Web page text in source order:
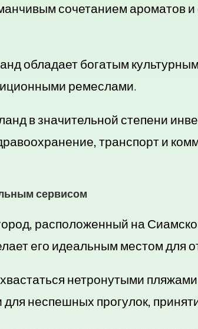
сочетанием ароматов
обладает богатым
ремеслами.
в значительной степени
транспорт и
сервисом
расположенный на
его идеальным местом для
нетронутыми
неспешных прогулок,